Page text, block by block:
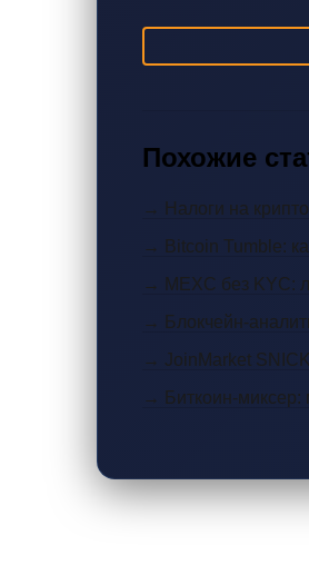
Похожие
→ Налоги на
→ Bitcoin Tumble:
→ MEXC без KYC:
→ Блокчейн-
→ JoinMarket
→ Биткоин-миксер: